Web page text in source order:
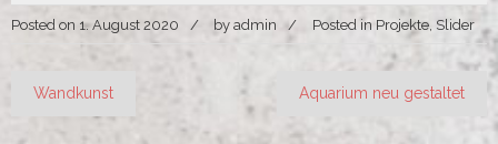
Posted on 1. August 2020 by admin Posted in Projekte, Slider
Beitragsnavigation
Wandkunst Aquarium neu gestaltet